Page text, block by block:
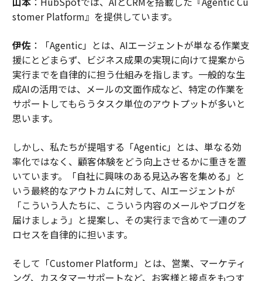
stomer Platform』を提供しています。
伊佐：「Agentic」とは、AIエージェントが単なる作業支
援にとどまらず、ビジネス成果の実現に向けて提案から
実行までを自律的に担う仕組みを指します。一般的な生
成AIの活用では、メールの文面作成など、特定の作業を
サポートしてもらうタスク単位のアウトプットが多いと
思います。
しかし、私たちが提唱する「Agentic」とは、単なる効
率化ではなく、顧客体験をどう向上させるかに重きを置
いています。「自社に興味のある見込み客を集める」と
いう最終的なアウトカムに対して、AIエージェントが
「こういう人たちに、こういう内容のメールやブログを
届けましょう」と提案し、その実行まで含めて一連のプ
ロセスを自律的に担います。
そして「Customer Platform」とは、営業、マーケティ
ング、カスタマーサポートなど、お客様と接点をもつす